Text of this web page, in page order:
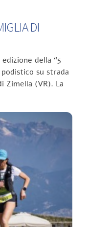
DI
della “5
su strada
Zimella (VR). La